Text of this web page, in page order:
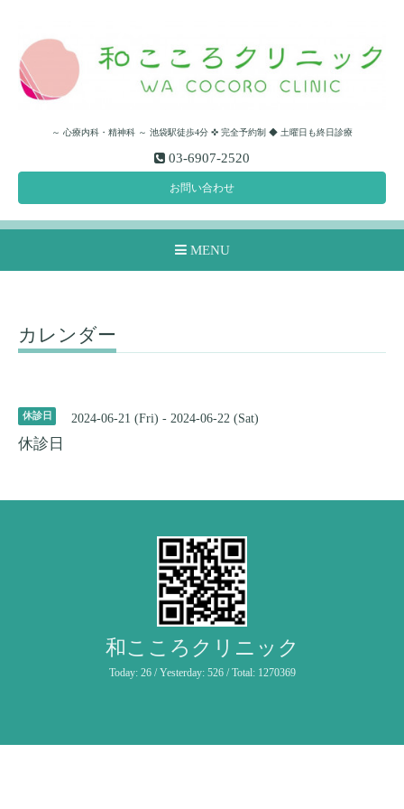
～ 心療内科・精神科 ～ 池袋駅徒歩4分 ✜ 完全予約制 ◆ 土曜日も終日診療
03-6907-2520
お問い合わせ
MENU
カレンダー
休診日 2024-06-21 (Fri) - 2024-06-22 (Sat)
休診日
和こころクリニック
Today: 26/ Yesterday: 526/ Total: 1270369